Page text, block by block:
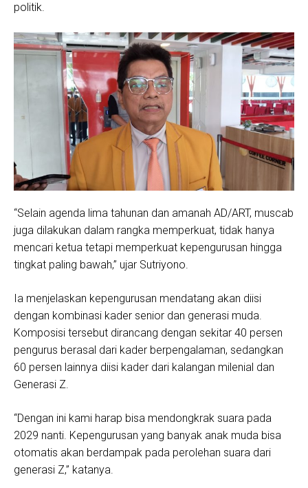
politik.
“Selain agenda lima tahunan dan amanah AD/ART, muscab
juga dilakukan dalam rangka memperkuat, tidak hanya
mencari ketua tetapi memperkuat kepengurusan hingga
tingkat paling bawah,” ujar Sutriyono.
Ia menjelaskan kepengurusan mendatang akan diisi
dengan kombinasi kader senior dan generasi muda.
Komposisi tersebut dirancang dengan sekitar 40 persen
pengurus berasal dari kader berpengalaman, sedangkan
60 persen lainnya diisi kader dari kalangan milenial dan
Generasi Z.
“Dengan ini kami harap bisa mendongkrak suara pada
2029 nanti. Kepengurusan yang banyak anak muda bisa
otomatis akan berdampak pada perolehan suara dari
generasi Z,” katanya.